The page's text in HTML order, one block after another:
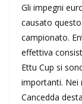
Gli impegni
causato
campionato.
effettiva
Ettu Cup si
importanti. Nei
Cancedda